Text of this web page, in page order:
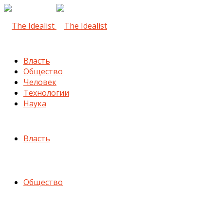
Власть
Общество
Человек
Технологии
Наука
Власть
Общество